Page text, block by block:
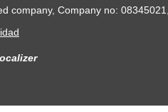
company, Company no: